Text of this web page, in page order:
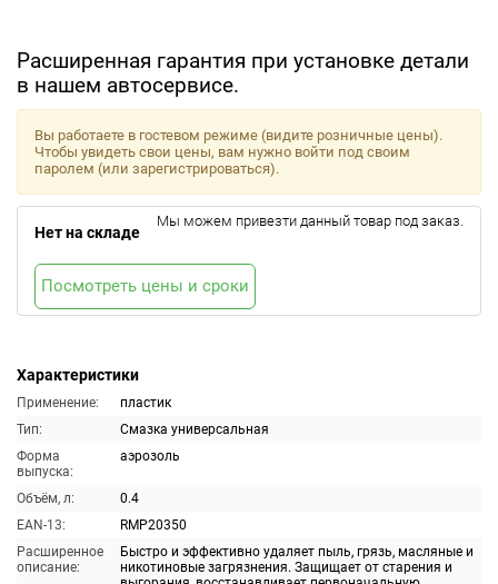
Расширенная гарантия при установке детали
в нашем автосервисе.
Характеристики
Применение:
пластик
Тип:
Смазка универсальная
Форма
выпуска:
аэрозоль
Объём, л:
0.4
EAN-13:
RMP20350
Расширенное
описание:
Быстро и эффективно удаляет пыль, грязь, масляные и
никотиновые загрязнения. Защищает от старения и
Вы работаете в гостевом режиме (видите розничные цены).
Чтобы увидеть свои цены, вам нужно войти под своим
паролем (или зарегистрироваться).
Нет на складе
Мы можем привезти данный товар под заказ.
Посмотреть цены и сроки